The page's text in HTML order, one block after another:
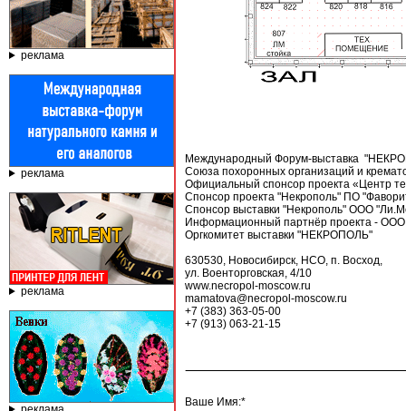
реклама
реклама
реклама
Международный Форум-выставка
Союза похоронных организаций и
Официальный спонсор проекта «Центр
Спонсор проекта "Некрополь" ПО
Спонсор выставки "Некрополь" ООО
Информационный партнёр проекта - ООО
Оргкомитет выставки "НЕКРОПОЛЬ"
630530, Новосибирск, НСО, п. Восход,
ул. Военторговская, 4/10
www.necropol-moscow.ru
mamatova@necropol-moscow.ru
+7 (383) 363-05-00
+7 (913) 063-21-15
Ваше Имя:*